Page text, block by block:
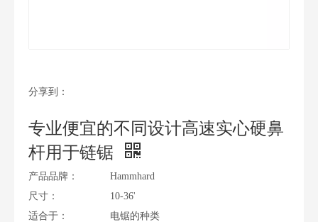
分享到：
专业便宜的不同设计高速实心硬鼻
杆用于链锯
产品品牌：
Hammhard
尺寸：
10-36'
适合于：
电锯的种类